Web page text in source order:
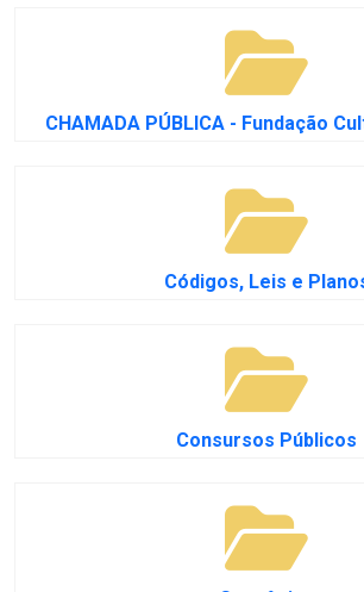
CHAMADA PÚBLICA - Fundação
Códigos, Leis e
Consursos Públicos